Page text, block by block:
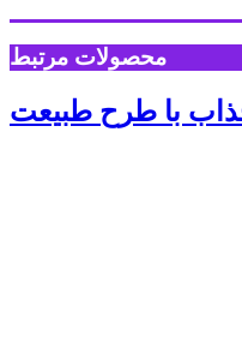
محصولات مرتبط
با طرح طبیعت